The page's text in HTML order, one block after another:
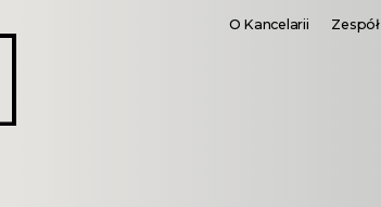
O Kancelarii Zespół